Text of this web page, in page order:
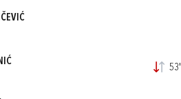
53'